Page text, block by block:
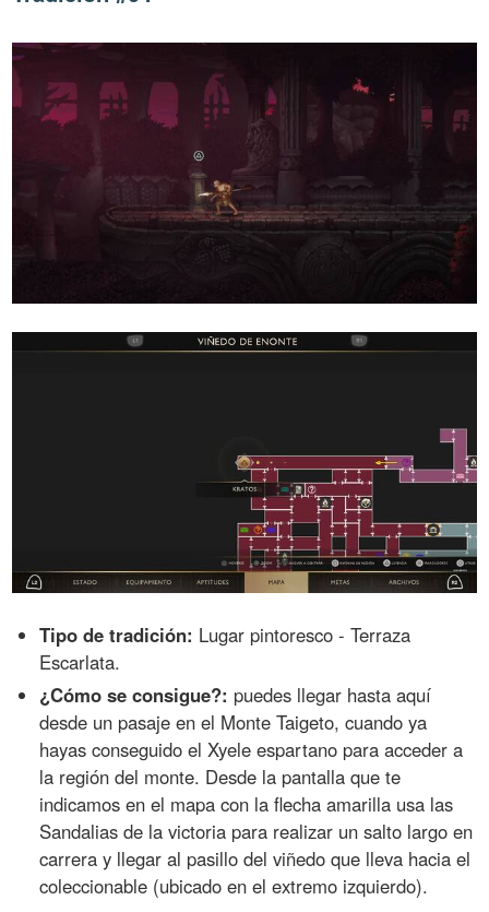
Tipo de tradición: Lugar pintoresco - Terraza
Escarlata.
¿Cómo se consigue?: puedes llegar hasta aquí
desde un pasaje en el Monte Taigeto, cuando ya
hayas conseguido el Xyele espartano para acceder a
la región del monte. Desde la pantalla que te
indicamos en el mapa con la flecha amarilla usa las
Sandalias de la victoria para realizar un salto largo en
carrera y llegar al pasillo del viñedo que lleva hacia el
coleccionable (ubicado en el extremo izquierdo).